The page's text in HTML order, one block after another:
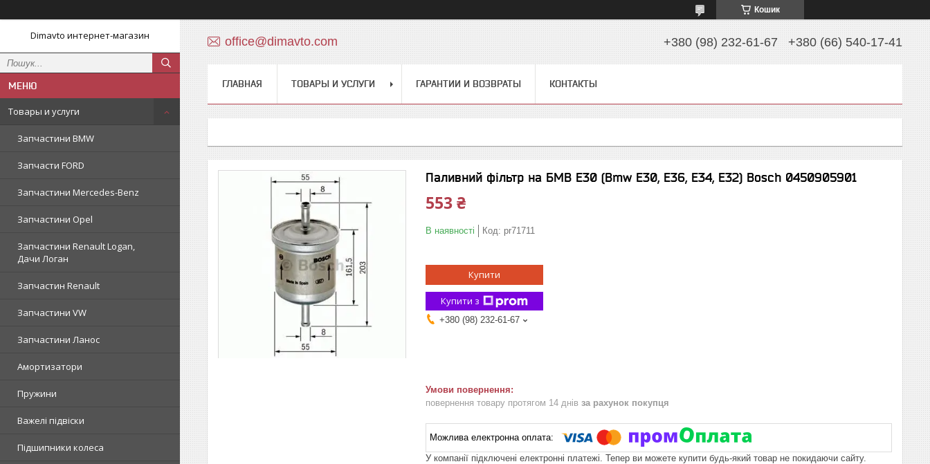
Кошик
Dimavto интернет-магазин
Товары и услуги
Запчастини BMW
Запчасти FORD
Запчастини Mercedes-Benz
Запчастини Opel
Запчастини Renault Logan,
Дачи Логан
Запчастин Renault
Запчастини VW
Запчастини Ланос
Амортизатори
Пружини
Важелі підвіски
Підшипники колеса
office@dimavto.com +380 (98) 232-61-67 +380 (66) 540-17-41
ГЛАВНАЯ ТОВАРЫ И УСЛУГИ ГАРАНТИИ И ВОЗВРАТЫ КОНТАКТЫ
Паливний фільтр на БМВ Е30 (Bmw E30, E36, E34, E32) Bosch 0450905901
553 ₴
В наявності Код: pr71711
Купити
Купити з
+380 (98) 232-61-67
повернення товару протягом 14 днів за рахунок покупця
У компанії підключені електронні платежі. Тепер ви можете купити будь-який товар не покидаючи сайту.